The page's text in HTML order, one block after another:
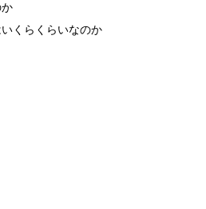
くらくらいなのか